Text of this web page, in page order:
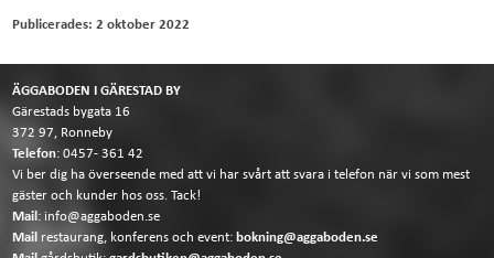
Publicerades: 2 oktober 2022
ÄGGABODEN I GÄRESTAD BY
Gärestads bygata 16
372 97, Ronneby
Telefon:0457- 361 42
Vi ber dig ha överseende med att vi har svårt att svara i telefon när vi som mest
gäster och kunder hos oss. Tack!
Mail : info@aggaboden.se
Mail restaurang, konferens och event: bokning@aggaboden.se